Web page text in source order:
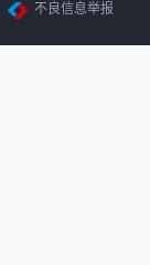
不良信息举报